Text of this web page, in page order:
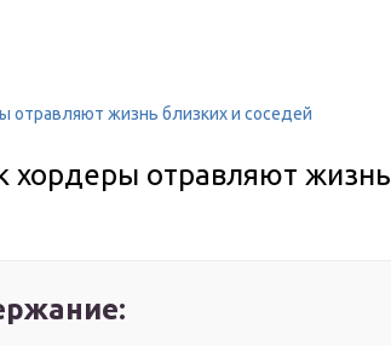
жизнь близких и соседей
отравляют жизнь